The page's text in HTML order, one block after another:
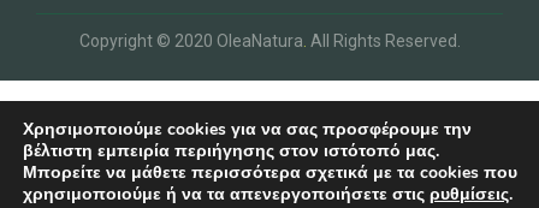
Copyright © 2020 OleaNatura All Rights Reserved.
Χρησιμοποιούμε cookies για να σας προσφέρουμε την
βέλτιστη εμπειρία περιήγησης στον ιστότοπό μας.
Μπορείτε να μάθετε περισσότερα σχετικά με τα cookies που
χρησιμοποιούμε ή να τα απενεργοποιήσετε στις ρυθμίσεις.